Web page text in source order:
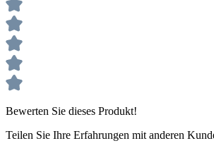
Bewerten Sie dieses Produkt!
Teilen Sie Ihre Erfahrungen mit anderen